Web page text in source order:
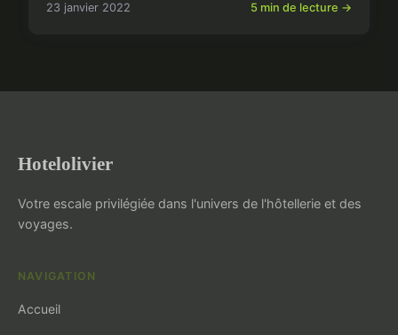
23 janvier 2022 5 min de lecture →
Hotelolivier
Votre escale privilégiée dans l'univers de l'hôtellerie et des
voyages.
NAVIGATION
Accueil